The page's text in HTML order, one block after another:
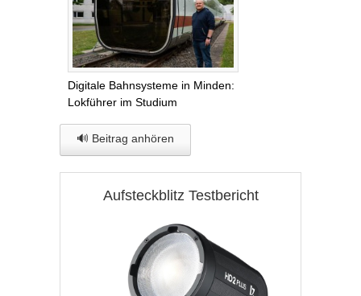
Digitale Bahnsysteme in Minden:
Lokführer im Studium
🔊 Beitrag anhören
Aufsteckblitz Testbericht